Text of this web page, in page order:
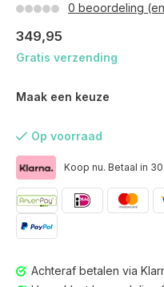
0 beoordeling
349,95
Gratis verzending
Maak een keuze
Op voorraad
Koop nu. Betaal in
Achteraf betalen via